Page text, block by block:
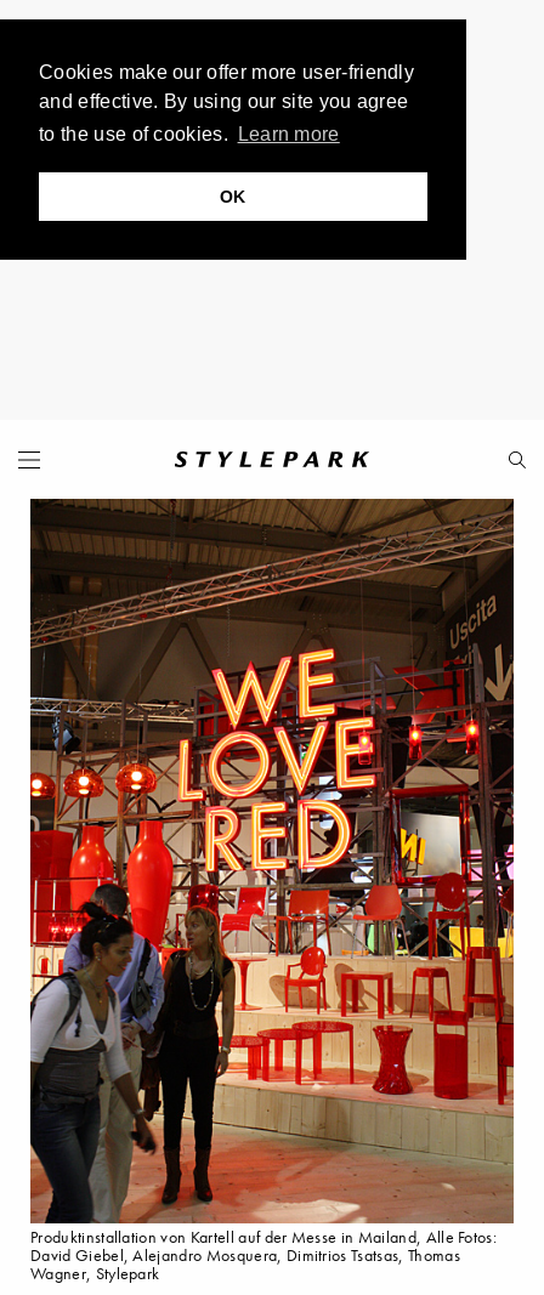
Cookies make our offer more user-friendly
and effective. By using our site you agree
to the use of cookies.
Learn more
OK
Produktinstallation von Kartell auf der Messe in Mailand, Alle Fotos:
David Giebel, Alejandro Mosquera, Dimitrios Tsatsas, Thomas
Wagner, Stylepark